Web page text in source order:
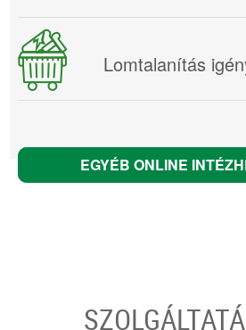
Lomtalanítás
EGYÉB ONLINE